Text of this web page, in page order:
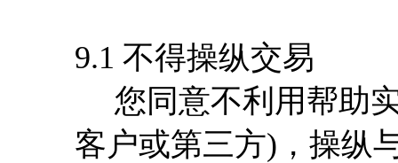
9.1 不得操纵交易
您同意不利用帮助
客户或第三方)，操纵